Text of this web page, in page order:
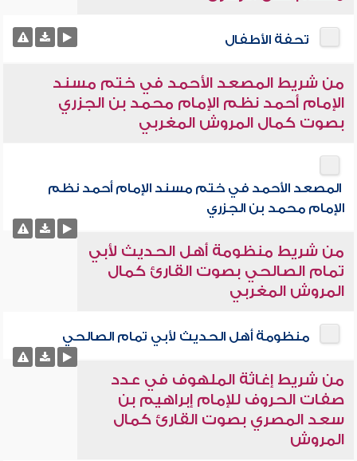
تحفة الأطفال
من شريط المصعد الأحمد في ختم مسند
الإمام أحمد نظم الإمام محمد بن الجزري
بصوت كمال المروش المغربي
المصعد الأحمد في ختم مسند الإمام أحمد نظم
الإمام محمد بن الجزري
من شريط منظومة أهل الحديث لأبي
تمام الصالحي بصوت القارئ كمال
المروش المغربي
منظومة أهل الحديث لأبي تمام الصالحي
من شريط إغاثة الملهوف في عدد
صفات الحروف للإمام إبراهيم بن
سعد المصري بصوت القارئ كمال
المروش